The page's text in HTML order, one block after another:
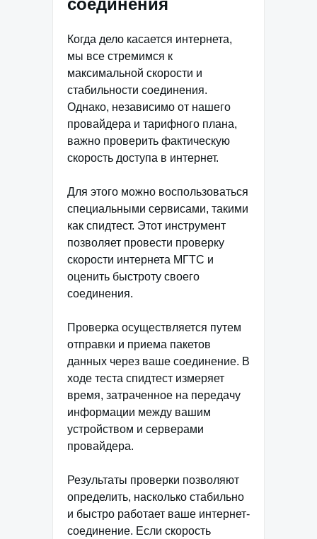
соединения
Когда дело касается интернета,
мы все стремимся к
максимальной скорости и
стабильности соединения.
Однако, независимо от нашего
провайдера и тарифного плана,
важно проверить фактическую
скорость доступа в интернет.
Для этого можно воспользоваться
специальными сервисами, такими
как спидтест. Этот инструмент
позволяет провести проверку
скорости интернета МГТС и
оценить быстроту своего
соединения.
Проверка осуществляется путем
отправки и приема пакетов
данных через ваше соединение. В
ходе теста спидтест измеряет
время, затраченное на передачу
информации между вашим
устройством и серверами
провайдера.
Результаты проверки позволяют
определить, насколько стабильно
и быстро работает ваше интернет-
соединение. Если скорость